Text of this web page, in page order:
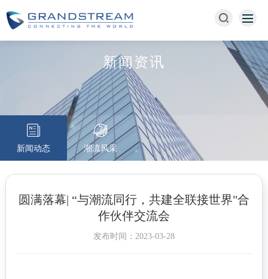
新闻资讯
新闻动态 潮流风采
圆满落幕| “与潮流同行，共建全联接世界"合
作伙伴交流会
发布时间：2023-03-28